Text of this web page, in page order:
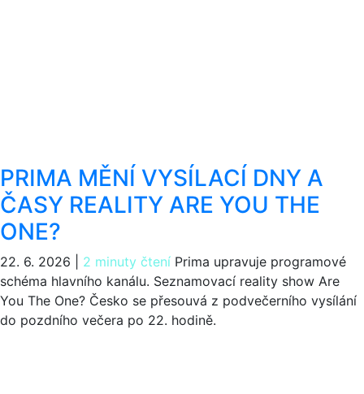
PRIMA MĚNÍ VYSÍLACÍ DNY A
ČASY REALITY ARE YOU THE
ONE?
22. 6. 2026 2 minuty čtení Prima upravuje programové
schéma hlavního kanálu. Seznamovací reality show Are
You The One? Česko se přesouvá z podvečerního vysílání
do pozdního večera po 22. hodině.